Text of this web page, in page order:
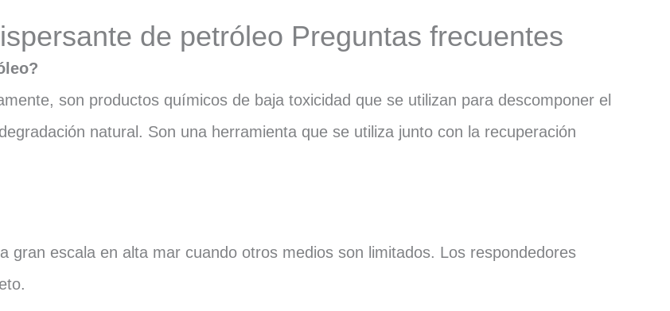
de petróleo Preguntas frecuentes
son productos químicos de baja toxicidad que se utilizan para descomponer el
natural. Son una herramienta que se utiliza junto con la recuperación
gran escala en alta mar cuando otros medios son limitados. Los respondedores